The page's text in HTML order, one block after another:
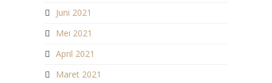
Juni 2021
Mei 2021
April 2021
Maret 2021